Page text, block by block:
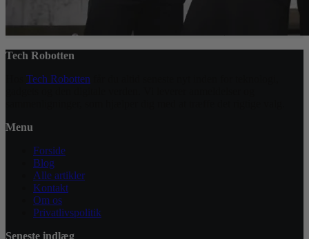
Tech Robotten
Tech Robotten
Menu
Forside
Blog
Alle artikler
Kontakt
Om os
Privatlivspolitik
Seneste indlæg